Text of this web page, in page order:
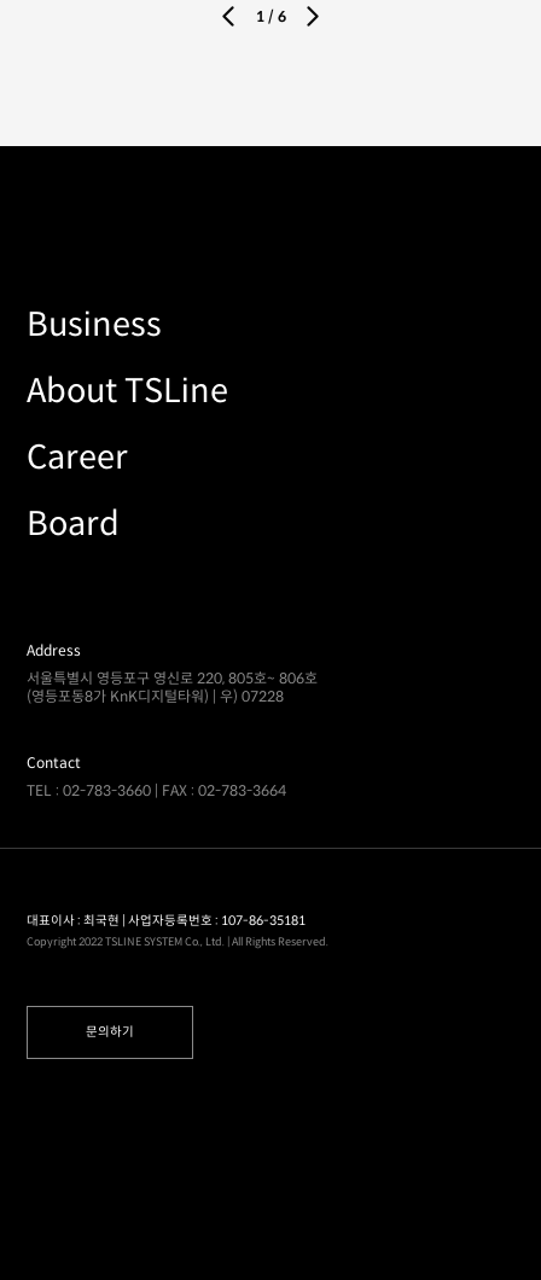
1/ 6
Business
About TSLine
Career
Board
Address
서울특별시 영등포구 영신로 220, 805호~ 806호
(영등포동8가 KnK디지털타워) | 우) 07228
Contact
TEL : 02-783-3660 | FAX : 02-783-3664
대표이사 : 최국현 | 사업자등록번호 : 107-86-35181
Copyright 2022 TSLINE SYSTEM Co., Ltd. | All Rights Reserved.
문의하기